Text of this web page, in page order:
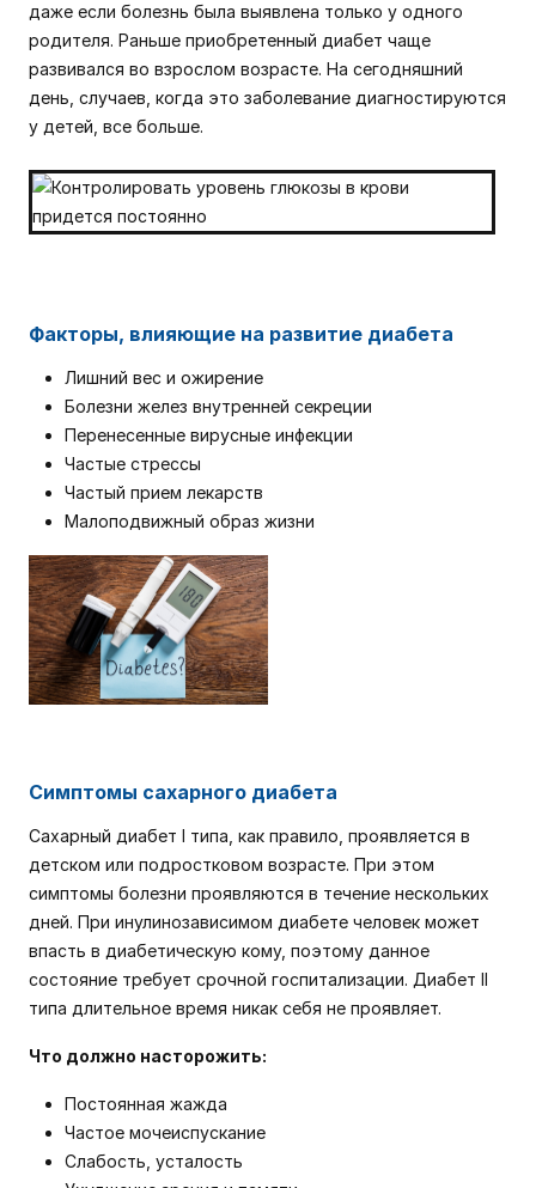
даже если болезнь была выявлена только у одного
родителя. Раньше приобретенный диабет чаще
развивался во взрослом возрасте. На сегодняшний
день, случаев, когда это заболевание диагностируются
у детей, все больше.
Факторы, влияющие на развитие диабета
Лишний вес и ожирение
Болезни желез внутренней секреции
Перенесенные вирусные инфекции
Частые стрессы
Частый прием лекарств
Малоподвижный образ жизни
Симптомы сахарного диабета
Сахарный диабет I типа, как правило, проявляется в
детском или подростковом возрасте. При этом
симптомы болезни проявляются в течение нескольких
дней. При инулинозависимом диабете человек может
впасть в диабетическую кому, поэтому данное
состояние требует срочной госпитализации. Диабет II
типа длительное время никак себя не проявляет.
Что должно насторожить:
Постоянная жажда
Частое мочеиспускание
Слабость, усталость